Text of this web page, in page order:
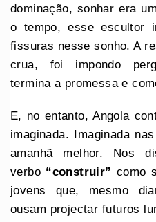
dominação, sonhar era
o tempo, esse escultor
fissuras nesse sonho. A
crua, foi impondo
termina a promessa e
E, no entanto, Angola
imaginada. Imaginada
amanhã melhor. Nos
verbo “construir” como
jovens que, mesmo
ousam projectar futuros